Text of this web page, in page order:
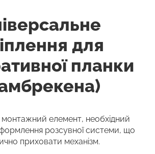
для
планки
монтажний елемент, необхідний
розсувної системи, що
приховати механізм.